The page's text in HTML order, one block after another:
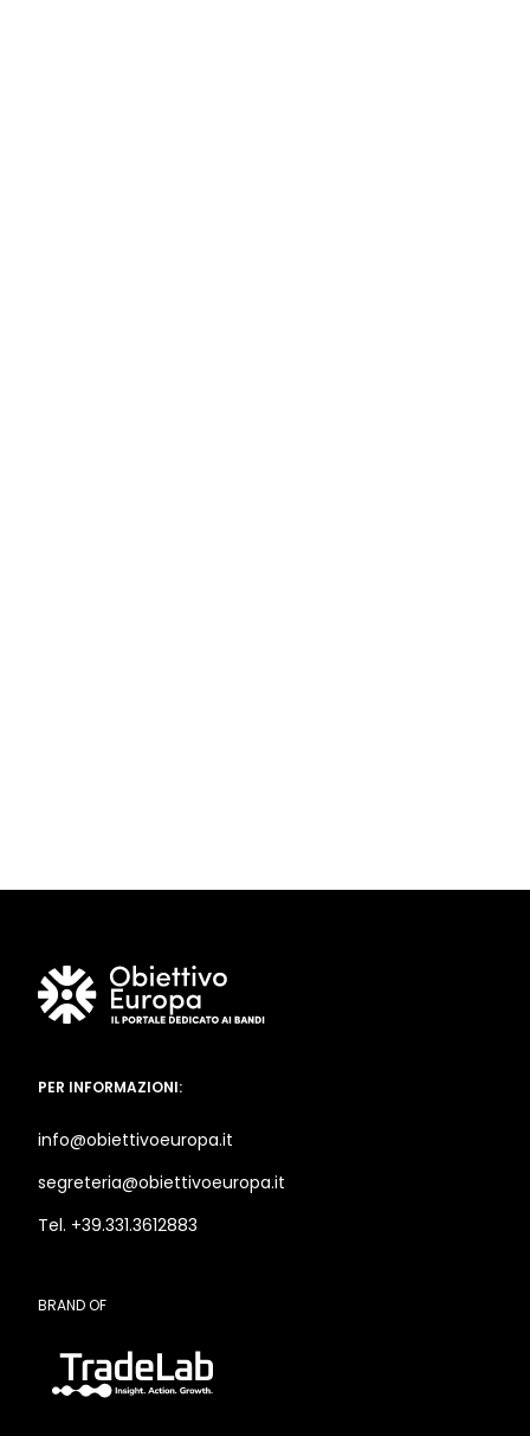
PER INFORMAZIONI:
info@obiettivoeuropa.it
segreteria@obiettivoeuropa.it
Tel. +39.331.3612883
BRAND OF